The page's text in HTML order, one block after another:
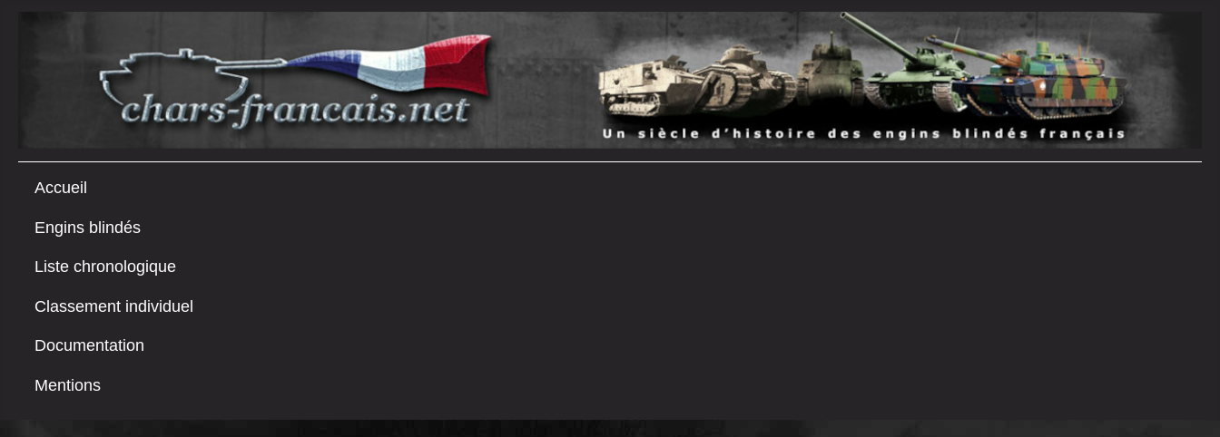
Accueil
Engins blindés
Liste chronologique
Classement individuel
Documentation
Mentions